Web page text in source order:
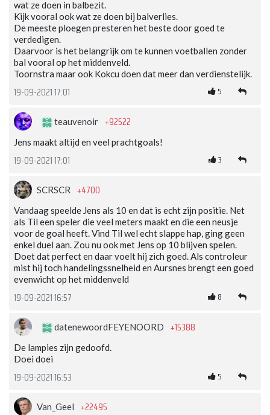
wat ze doen in balbezit.
Kijk vooral ook wat ze doen bij balverlies.
De meeste ploegen presteren het beste door goed te
verdedigen.
Daarvoor is het belangrijk om te kunnen voetballen zonder
bal vooral op het middenveld.
Toornstra maar ook Kokcu doen dat meer dan verdienstelijk.
19-09-2021 17:01 5
teauvenoir +92522
Jens maakt altijd en veel prachtgoals!
19-09-2021 17:01 3
SCRSCR +4700
Vandaag speelde Jens als 10 en dat is echt zijn positie. Net
als Til een speler die veel meters maakt en die een neusje
voor de goal heeft. Vind Til wel echt slappe hap, ging geen
enkel duel aan. Zou nu ook met Jens op 10 blijven spelen.
Doet dat perfect en daar voelt hij zich goed. Als controleur
mist hij toch handelingssnelheid en Aursnes brengt een goed
evenwicht op het middenveld
19-09-2021 16:57 8
datenewoordFEYENOORD +15388
De lampies zijn gedoofd.
Doei doei
19-09-2021 16:53 5
Van_Geel +22495